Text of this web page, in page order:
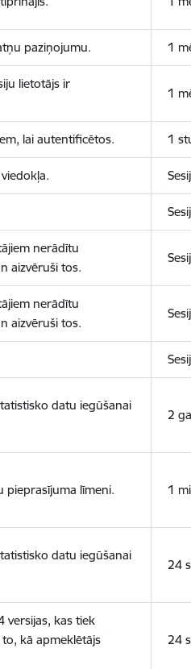
paziņojumu. 1
lietotājs ir
1
lai autentificētos. 1
nerādītu
aizvēruši tos.
nerādītu
aizvēruši tos.
datu iegūšanai
2
pieprasījuma līmeni. 1
datu iegūšanai
24
versijas, kas tiek
kā apmeklētājs
24